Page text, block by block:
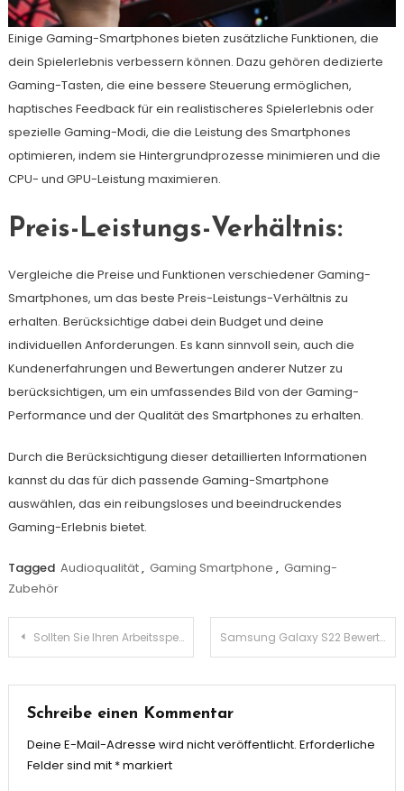
Einige Gaming-Smartphones bieten zusätzliche Funktionen, die
dein Spielerlebnis verbessern können. Dazu gehören dedizierte
Gaming-Tasten, die eine bessere Steuerung ermöglichen,
haptisches Feedback für ein realistischeres Spielerlebnis oder
spezielle Gaming-Modi, die die Leistung des Smartphones
optimieren, indem sie Hintergrundprozesse minimieren und die
CPU- und GPU-Leistung maximieren.
Preis-Leistungs-Verhältnis:
Vergleiche die Preise und Funktionen verschiedener Gaming-
Smartphones, um das beste Preis-Leistungs-Verhältnis zu
erhalten. Berücksichtige dabei dein Budget und deine
individuellen Anforderungen. Es kann sinnvoll sein, auch die
Kundenerfahrungen und Bewertungen anderer Nutzer zu
berücksichtigen, um ein umfassendes Bild von der Gaming-
Performance und der Qualität des Smartphones zu erhalten.
Durch die Berücksichtigung dieser detaillierten Informationen
kannst du das für dich passende Gaming-Smartphone
auswählen, das ein reibungsloses und beeindruckendes
Gaming-Erlebnis bietet.
Tagged Audioqualität, Gaming Smartphone , Gaming-
Zubehör
Beitragsnavigation
Sollten Sie Ihren Arbeitsspeicher oder Speicherplatz für eine bessere PC-Leistung aufrüsten? Samsung Galaxy S22 Bewertung
Schreibe einen Kommentar
Deine E-Mail-Adresse wird nicht veröffentlicht. Erforderliche
Felder sind mit *markiert